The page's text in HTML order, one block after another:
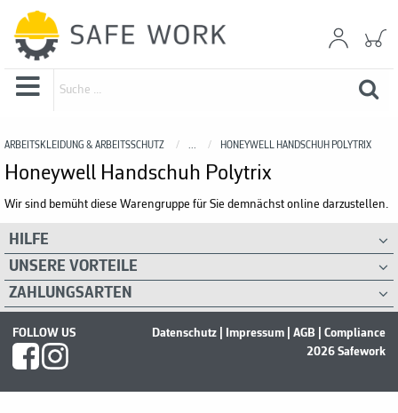
ARBEITSKLEIDUNG & ARBEITSSCHUTZ ... HONEYWELL HANDSCHUH POLYTRIX
Honeywell Handschuh Polytrix
Wir sind bemüht diese Warengruppe für Sie demnächst online darzustellen.
HILFE
UNSERE VORTEILE
ZAHLUNGSARTEN
FOLLOW US Datenschutz Impressum AGB
Compliance
2026 Safework